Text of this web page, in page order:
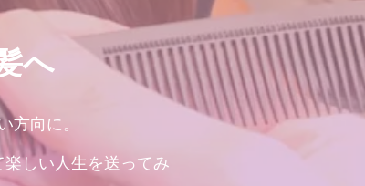
へ
方向に。
しい人生を送ってみ